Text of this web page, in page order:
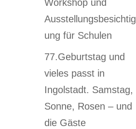
Workshop und
Ausstellungsbesichtig
ung für Schulen
77.Geburtstag und
vieles passt in
Ingolstadt. Samstag,
Sonne, Rosen – und
die Gäste